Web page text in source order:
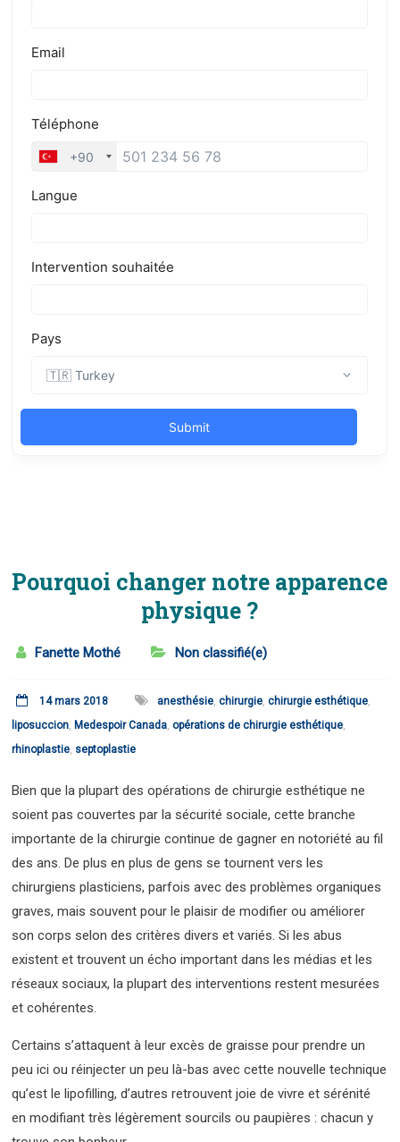
Pourquoi changer notre apparence
physique ?
Fanette Mothé Non classifié(e)
14 mars 2018 anesthésie,chirurgie,chirurgie esthétique,
liposuccion, Medespoir Canada, opérations de chirurgie esthétique,
rhinoplastie, septoplastie
Bien que la plupart des opérations de chirurgie esthétique ne
soient pas couvertes par la sécurité sociale, cette branche
importante de la chirurgie continue de gagner en notoriété au fil
des ans. De plus en plus de gens se tournent vers les
chirurgiens plasticiens, parfois avec des problèmes organiques
graves, mais souvent pour le plaisir de modifier ou améliorer
son corps selon des critères divers et variés. Si les abus
existent et trouvent un écho important dans les médias et les
réseaux sociaux, la plupart des interventions restent mesurées
et cohérentes.
Certains s’attaquent à leur excès de graisse pour prendre un
peu ici ou réinjecter un peu là-bas avec cette nouvelle technique
qu’est le lipofilling, d’autres retrouvent joie de vivre et sérénité
en modifiant très légèrement sourcils ou paupières : chacun y